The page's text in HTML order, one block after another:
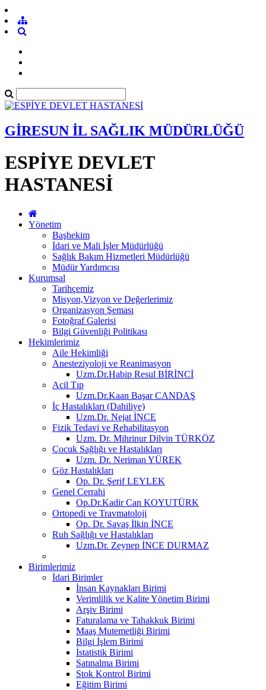
GİRESUN İL SAĞLIK MÜDÜRLÜĞÜ
ESPİYE DEVLET
HASTANESİ
Yönetim
Başhekim
İdari ve Mali İşler Müdürlüğü
Sağlık Bakım Hizmetleri Müdürlüğü
Müdür Yardımcısı
Kurumsal
Tarihçemiz
Misyon,Vizyon ve Değerlerimiz
Organizasyon Şeması
Fotoğraf Galerisi
Bilgi Güvenliği Politikası
Hekimlerimiz
Aile Hekimliği
Anesteziyoloji ve Reanimasyon
Uzm.Dr.Habip Resul BİRİNCİ
Acil Tıp
Uzm.Dr.Kaan Başar CANDAŞ
İç Hastalıkları (Dahiliye)
Uzm.Dr. Nejat İNCE
Fizik Tedavi ve Rehabilitasyon
Uzm. Dr. Mihrinur Dilvin TÜRKÖZ
Çocuk Sağlığı ve Hastalıkları
Uzm. Dr. Neriman YÜREK
Göz Hastalıkları
Op. Dr. Şerif LEYLEK
Genel Cerrahi
Op.Dr.Kadir Can KOYUTÜRK
Ortopedi ve Travmatoloji
Op. Dr. Savaş İlkin İNCE
Ruh Sağlığı ve Hastalıkları
Uzm.Dr. Zeynep İNCE DURMAZ
Birimlerimiz
İdari Birimler
İnsan Kaynakları Birimi
Verimlilik ve Kalite Yönetim Birimi
Arşiv Birimi
Faturalama ve Tahakkuk Birimi
Maaş Mutemetliği Birimi
Bilgi İşlem Birimi
İstatistik Birimi
Satınalma Birimi
Stok Kontrol Birimi
Eğitim Birimi